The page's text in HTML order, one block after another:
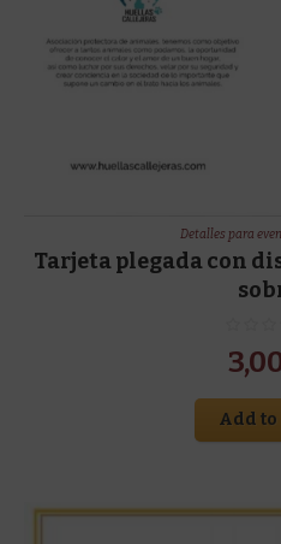
Detalles para
Tarjeta plegada con
Add to